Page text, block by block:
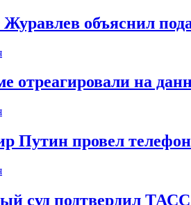
Журавлев объяснил
отреагировали на
Путин провел
суд подтвердил